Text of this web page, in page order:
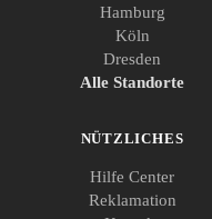
Hamburg
Köln
Dresden
Alle Standorte
NÜTZLICHES
Hilfe Center
Reklamation